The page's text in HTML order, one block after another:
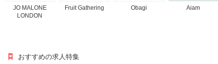
JO MALONE
LONDON
Fruit Gathering Obagi Aiam
おすすめの求人特集